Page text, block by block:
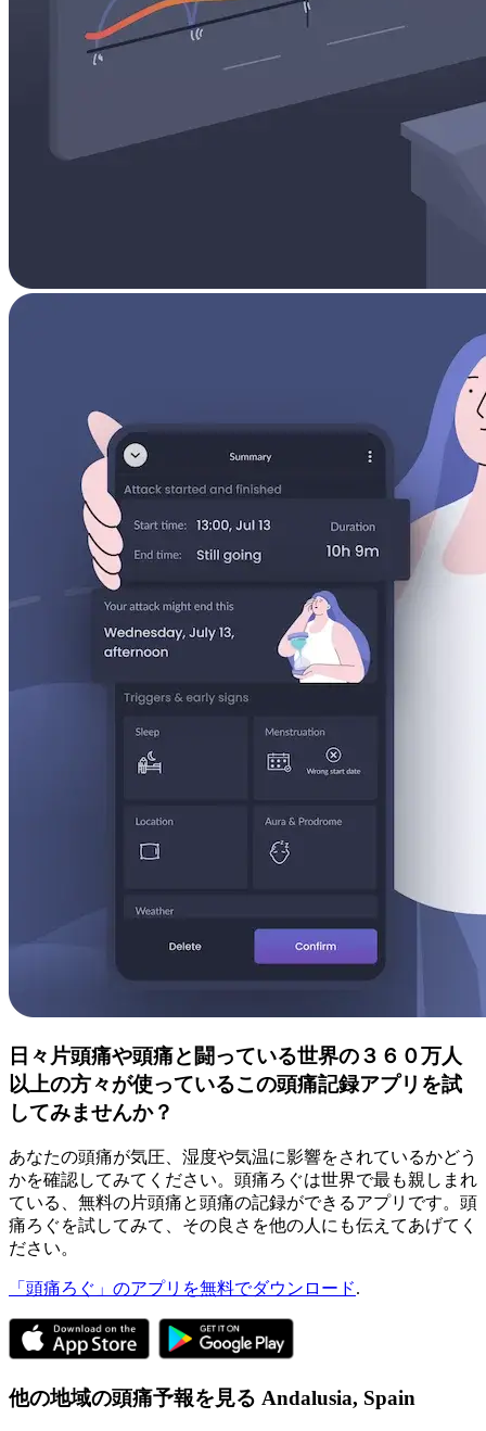
日々片頭痛や頭痛と闘っている世界の３６０万人
以上の方々が使っているこの頭痛記録アプリを試
してみませんか？
あなたの頭痛が気圧、湿度や気温に影響をされているかどう
かを確認してみてください。頭痛ろぐは世界で最も親しまれ
ている、無料の片頭痛と頭痛の記録ができるアプリです。頭
痛ろぐを試してみて、その良さを他の人にも伝えてあげてく
ださい。
「頭痛ろぐ」のアプリを無料でダウンロード.
他の地域の頭痛予報を見る Andalusia, Spain